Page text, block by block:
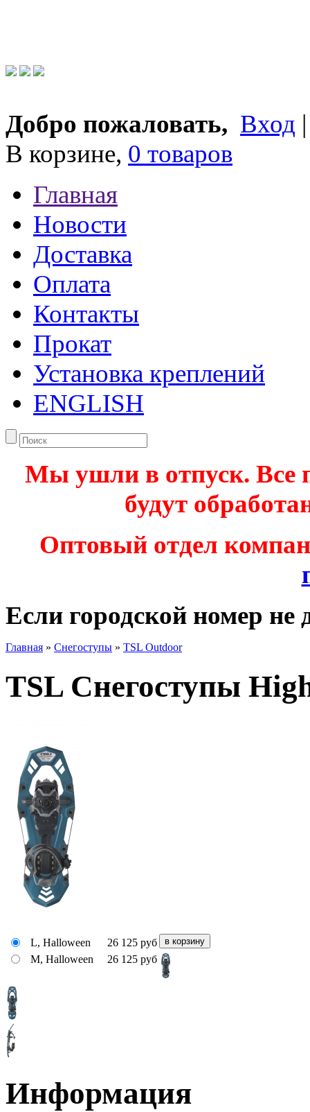
Добро пожаловать, Вход
В корзине, 0 товаров
Главная
Новости
Доставка
Оплата
Контакты
Прокат
Установка креплений
ENGLISH
Мы ушли в отпуск. Все
будут
Оптовый отдел
Если городской номер не
Главная » Снегоступы » TSL Outdoor
TSL Снегоступы
L, Halloween 26 125 руб
M, Halloween
26 125 руб
Информация